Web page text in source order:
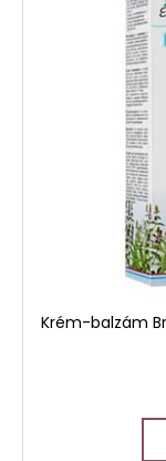
Krém-balzám